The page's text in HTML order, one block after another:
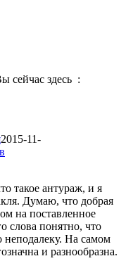
сейчас здесь :
2015-11-
такое антураж, и я
Думаю, что добрая
на поставленное
слова понятно, что
На самом
и разнообразна.